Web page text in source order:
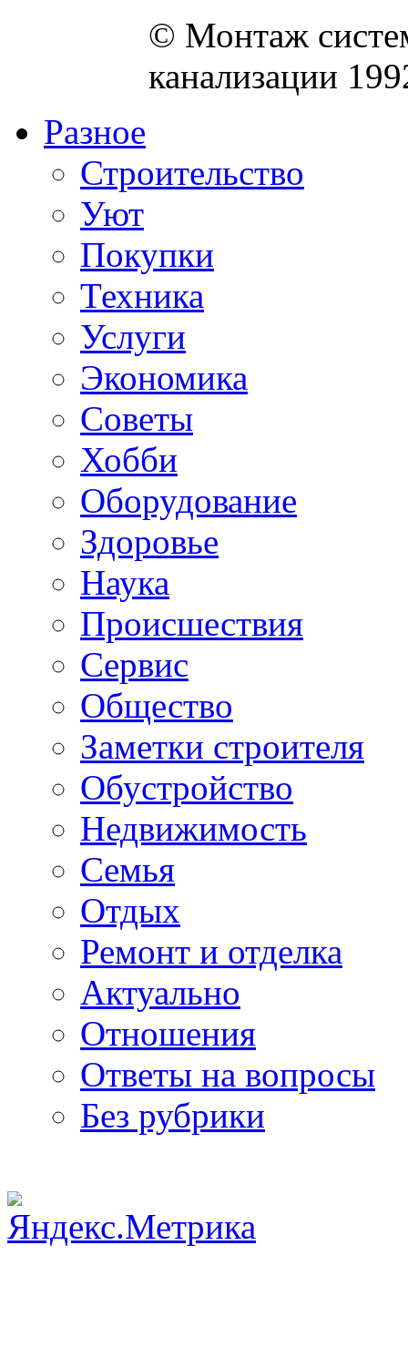
© Монтаж
канализации
Разное
Строительство
Уют
Покупки
Техника
Услуги
Экономика
Советы
Хобби
Oборудование
Здоровье
Наука
Происшествия
Сервис
Общество
Заметки строителя
Обустройство
Недвижимость
Семья
Отдых
Ремонт и отделка
Актуально
Отношения
Ответы на вопросы
Без рубрики